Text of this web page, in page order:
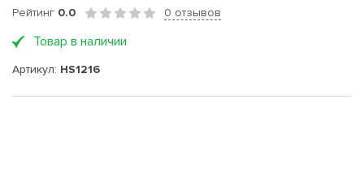
Рейтинг 0.0 0 отзывов
Товар в наличии
Артикул: HS1216